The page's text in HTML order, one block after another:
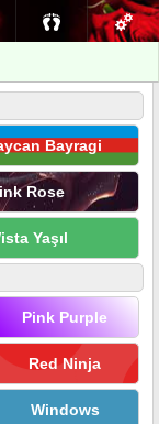
Bayragi
Rose
Yaşıl
Pink Purple
Red Ninja
Windows